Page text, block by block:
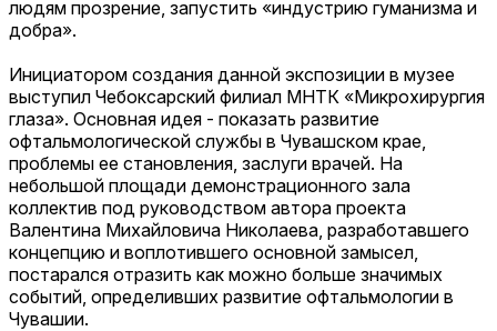
людям прозрение, запустить «индустрию гуманизма и
добра».
Инициатором создания данной экспозиции в музее
выступил Чебоксарский филиал МНТК «Микрохирургия
глаза». Основная идея - показать развитие
офтальмологической службы в Чувашском крае,
проблемы ее становления, заслуги врачей. На
небольшой площади демонстрационного зала
коллектив под руководством автора проекта
Валентина Михайловича Николаева, разработавшего
концепцию и воплотившего основной замысел,
постарался отразить как можно больше значимых
событий, определивших развитие офтальмологии в
Чувашии.